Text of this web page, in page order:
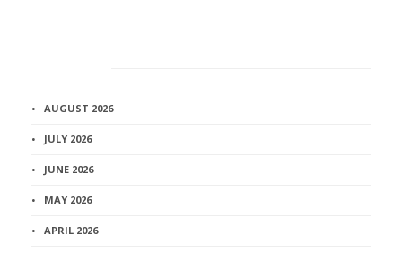
AUGUST 2026
JULY 2026
JUNE 2026
MAY 2026
APRIL 2026